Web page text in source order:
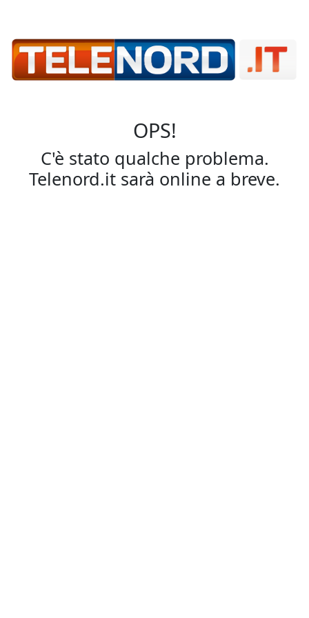
OPS!
C'è stato qualche problema.
Telenord.it sarà online a breve.